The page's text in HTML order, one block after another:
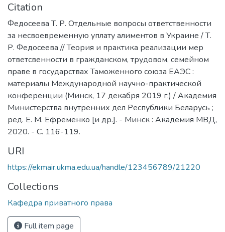
Citation
Федосеева Т. Р. Отдельные вопросы ответственности
за несвоевременную уплату алиментов в Украине / Т.
Р. Федосеева // Теория и практика реализации мер
ответсвенности в гражданском, трудовом, семейном
праве в государствах Таможенного союза ЕАЭС :
материалы Международной научно-практической
конференции (Минск, 17 декабря 2019 г.) / Академия
Министерства внутренних дел Республики Беларусь ;
ред. Е. М. Ефременко [и др.]. - Минск : Академия МВД,
2020. - С. 116-119.
URI
https://ekmair.ukma.edu.ua/handle/123456789/21220
Collections
Кафедра приватного права
Full item page